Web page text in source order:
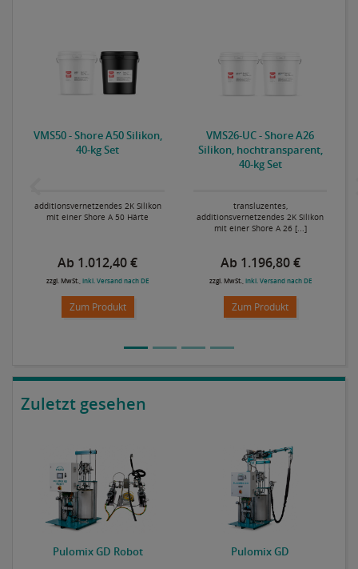
VMS50 - Shore A50 Silikon,
40-kg Set
additionsvernetzendes 2K Silikon
mit einer Shore A 50 Härte
Ab 1.012,40 €
zzgl. MwSt.,inkl. Versand nach DE
Zum Produkt
VMS26-UC - Shore A26
Silikon, hochtransparent,
40-kg Set
transluzentes,
additionsvernetzendes 2K Silikon
mit einer Shore A 26 [...]
Ab 1.196,80 €
zzgl. MwSt., inkl. Versand nach DE
Zum Produkt
Zuletzt gesehen
Pulomix GD Robot Pulomix GD